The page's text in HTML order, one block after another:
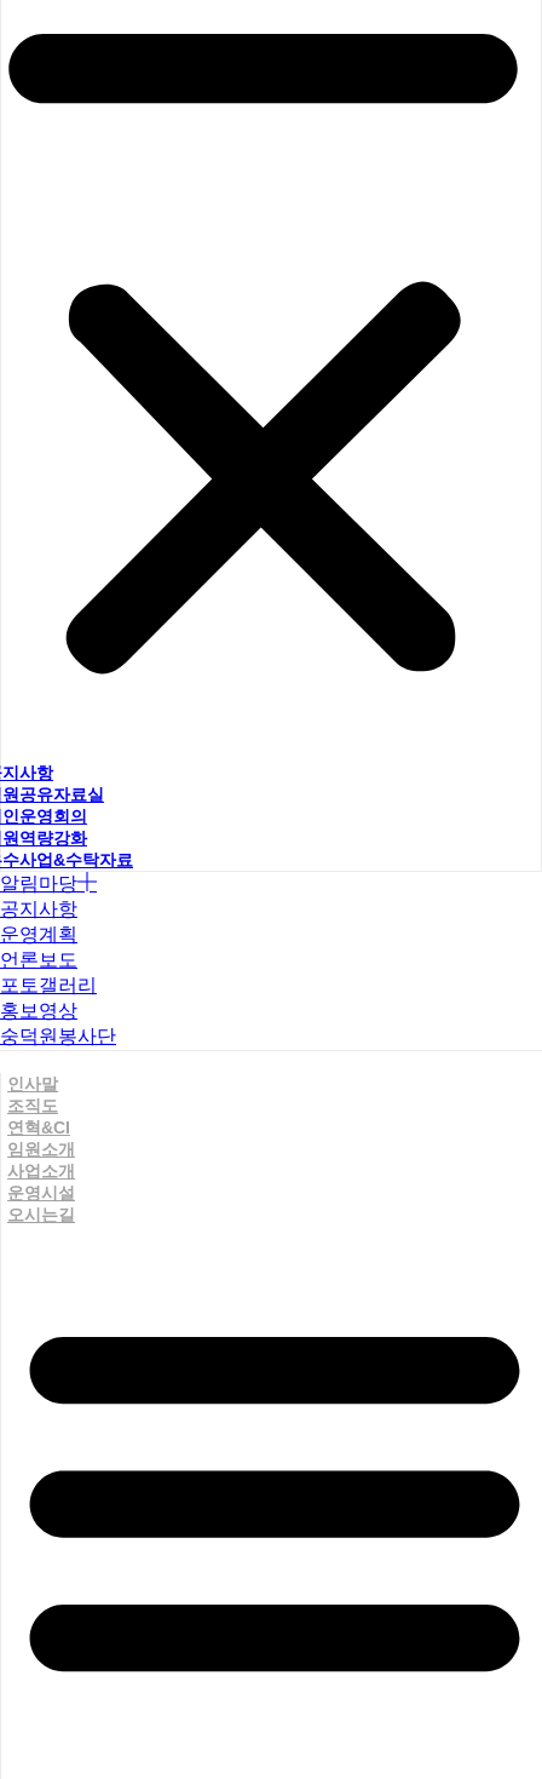
사항
공유자료실
운영회의
역량강화
사업&수탁자료
알림마당
공지사항
운영계획
언론보도
포토갤러리
홍보영상
숭덕원봉사단
인사말
조직도
연혁&CI
임원소개
사업소개
운영시설
오시는길